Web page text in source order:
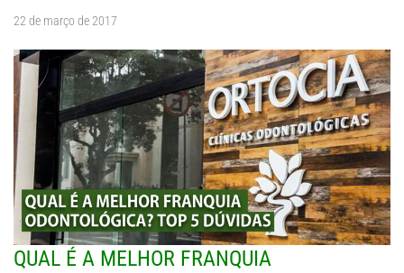
22 de março de 2017
QUAL É A MELHOR FRANQUIA